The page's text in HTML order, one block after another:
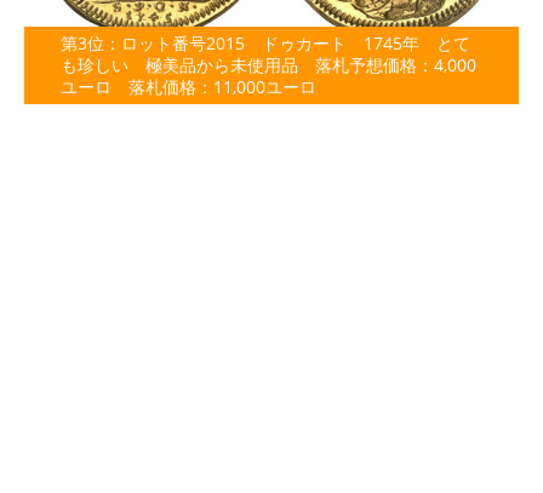
第3位：ロット番号2015 ドゥカート 1745年 とて
も珍しい 極美品から未使用品 落札予想価格：4,000
ユーロ 落札価格：11,000ユーロ